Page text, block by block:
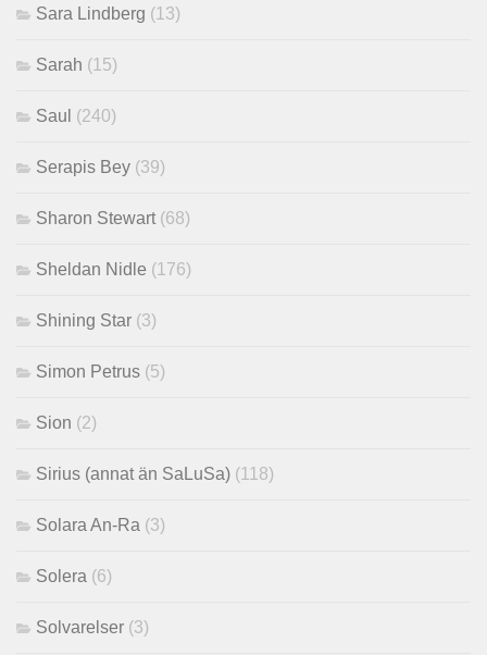
Sara Lindberg (13)
Sarah (15)
Saul (240)
Serapis Bey (39)
Sharon Stewart (68)
Sheldan Nidle (176)
Shining Star (3)
Simon Petrus (5)
Sion (2)
Sirius (annat än SaLuSa) (118)
Solara An-Ra (3)
Solera (6)
Solvarelser (3)